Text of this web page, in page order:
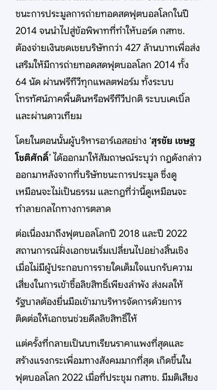
ชนะการประมูลการถ่ายทอดสดฟุตบอลโลกในปี
2014 จนนำไปสู่ข้อพิพาทที่ทำให้บอร์ด กสทช.
ต้องจ่ายเงินชดเชยบริษัทกว่า 427 ล้านบาทเพื่อส่ง
เสริมให้มีการถ่ายทอดสดฟุตบอลโลก 2014 ทั้ง
64 นัด ผ่านฟรีทีวีทุกแพลตฟอร์ม ทั้งระบบ
โทรทัศน์ภาคพื้นดินหรือฟรีทีวีปกติ ระบบเคเบิ้ล
และผ่านดาวเทียม
โดยในตอนนั้นผู้บริหารอาร์เอสอย่าง ‘สุรชัย เชษฐ
โชติศักดิ์’ ได้ออกมาให้สัมถาษณ์ระบุว่า กฎดังกล่าว
ออกมาหลังจากที่บริษัทชนะการประมูล ซึ่งดู
เหมือนจะไม่เป็นธรรม และกฎที่ว่านี้ดูเหมือนจะ
ทำลายกลไกทางการตลาด
ต่อเนื่องมาถึงฟุตบอลโลกปี 2018 และปี 2022
สถานการณ์ฝั่งเอกชนเริ่มเปลี่ยนไปอย่างสิ้นเชิง
เมื่อไม่มีผู้ประกอบการรายใดเต็มใจแบกรับความ
เสี่ยงในการเข้าซื้อลิขสิทธิ์เพียงลำพัง ส่งผลให้
รัฐบาลต้องยื่นมือเข้ามาบริหารจัดการด้วยการ
ติดต่อให้เอกชนช่วยดีลลิขสิทธิ์ให้
แต่ครั้งที่กลายเป็นบทเรียนราคาแพงที่สุดและ
สร้างแรงกระเพื่อมทางสังคมมากที่สุด เกิดขึ้นใน
ฟุตบอลโลก 2022 เมื่อที่ประชุม กสทช. มีมติเสียง